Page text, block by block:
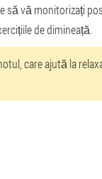
vă monitorizați
de dimineață.
care ajută la